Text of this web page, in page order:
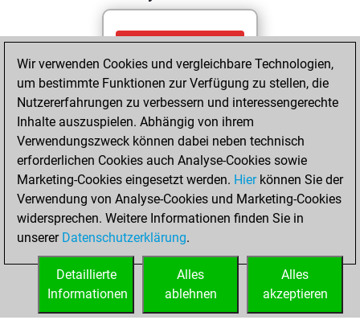
Mittwoch, Januar
14, 2026
You totalled
267819 tactics
positions
Tactics
You solved
170451 tactics
positions
You achieved
tactics positions
Wir verwenden Cookies und vergleichbare Technologien,
um bestimmte Funktionen zur Verfügung zu stellen, die
Nutzererfahrungen zu verbessern und interessengerechte
Inhalte auszuspielen. Abhängig von ihrem
Verwendungszweck können dabei neben technisch
erforderlichen Cookies auch Analyse-Cookies sowie
Marketing-Cookies eingesetzt werden. Hierkönnen Sie der
Verwendung von Analyse-Cookies und Marketing-Cookies
widersprechen. Weitere Informationen finden Sie in
unserer Datenschutzerklärung.
Alles
akzeptieren
Alles
ablehnen
Detaillierte
Informationen